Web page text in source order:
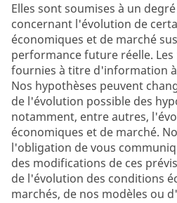
Elles sont soumises à un
concernant l'évolution de
économiques et de marché
performance future réelle.
fournies à titre d'information
Nos hypothèses peuvent
de l'évolution possible des
notamment, entre autres,
économiques et de marché.
l'obligation de vous
des modifications de ces
de l'évolution des conditions
marchés, de nos modèles ou